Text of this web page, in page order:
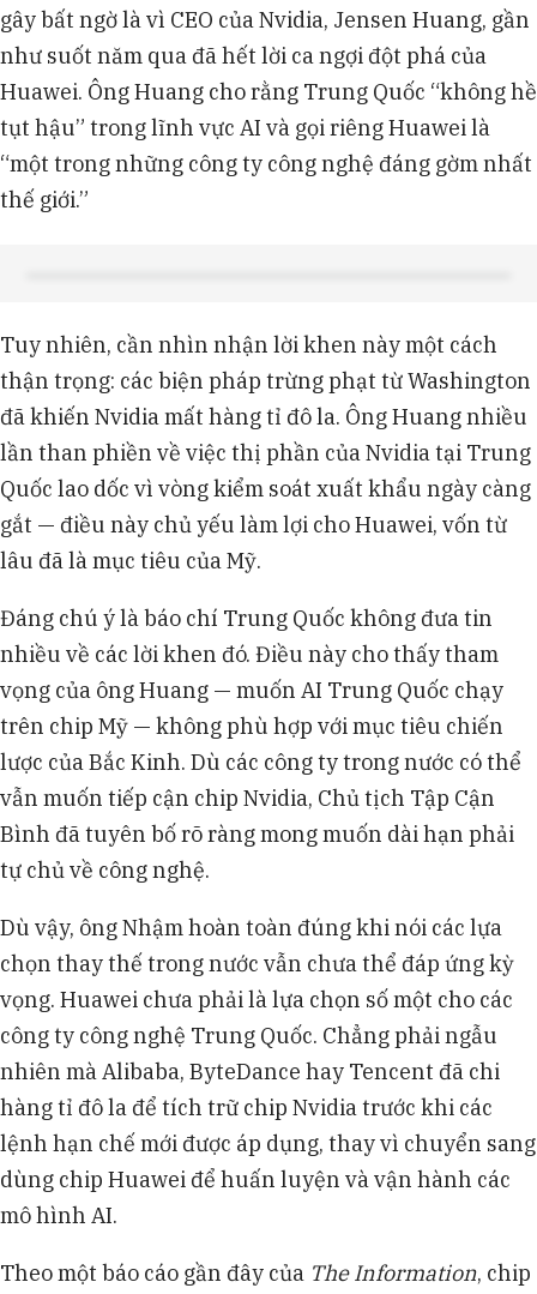
gây bất ngờ là vì CEO của Nvidia, Jensen Huang, gần
như suốt năm qua đã hết lời ca ngợi đột phá của
Huawei. Ông Huang cho rằng Trung Quốc “không hề
tụt hậu” trong lĩnh vực AI và gọi riêng Huawei là
“một trong những công ty công nghệ đáng gờm nhất
thế giới.”
Tuy nhiên, cần nhìn nhận lời khen này một cách
thận trọng: các biện pháp trừng phạt từ Washington
đã khiến Nvidia mất hàng tỉ đô la. Ông Huang nhiều
lần than phiền về việc thị phần của Nvidia tại Trung
Quốc lao dốc vì vòng kiểm soát xuất khẩu ngày càng
gắt — điều này chủ yếu làm lợi cho Huawei, vốn từ
lâu đã là mục tiêu của Mỹ.
Đáng chú ý là báo chí Trung Quốc không đưa tin
nhiều về các lời khen đó. Điều này cho thấy tham
vọng của ông Huang — muốn AI Trung Quốc chạy
trên chip Mỹ — không phù hợp với mục tiêu chiến
lược của Bắc Kinh. Dù các công ty trong nước có thể
vẫn muốn tiếp cận chip Nvidia, Chủ tịch Tập Cận
Bình đã tuyên bố rõ ràng mong muốn dài hạn phải
tự chủ về công nghệ.
Dù vậy, ông Nhậm hoàn toàn đúng khi nói các lựa
chọn thay thế trong nước vẫn chưa thể đáp ứng kỳ
vọng. Huawei chưa phải là lựa chọn số một cho các
công ty công nghệ Trung Quốc. Chẳng phải ngẫu
nhiên mà Alibaba, ByteDance hay Tencent đã chi
hàng tỉ đô la để tích trữ chip Nvidia trước khi các
lệnh hạn chế mới được áp dụng, thay vì chuyển sang
dùng chip Huawei để huấn luyện và vận hành các
mô hình AI.
Theo một báo cáo gần đây của The Information, chip